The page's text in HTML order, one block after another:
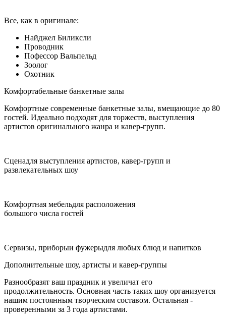
Все, как в оригинале:
Найджел Биликсли
Проводник
Пофессор Вальпельд
Зоолог
Охотник
Комфортабельные банкетные залы
Комфортные современные банкетные залы, вмещающие до 80
гостей. Идеально подходят для торжеств, выступления
артистов оригинального жанра и кавер-групп.
Сценадля выступления артистов, кавер-групп и
развлекательных шоу
Комфортная мебельдля расположения
большого числа гостей
Сервизы, приборыи фужерыдля любых блюд и напитков
Дополнительные шоу, артисты и кавер-группы
Разнообразят ваш праздник и увеличат его
продолжительность. Основная часть таких шоу организуется
нашим постоянным творческим составом. Остальная -
проверенными за 3 года артистами.